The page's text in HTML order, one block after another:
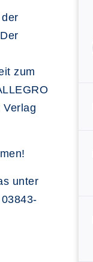
zum
Verlag
unter